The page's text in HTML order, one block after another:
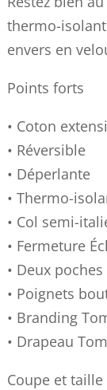
05N0
thermo-
envers en
Points forts
• Coton
• Réversible
• Déperlante
• Thermo-
• Col semi-
• Fermeture
• Deux
• Poignets
• Branding
• Drapeau
Coupe et taille